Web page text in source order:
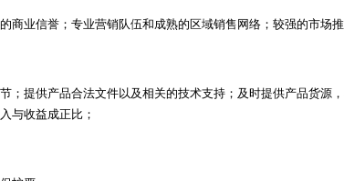
商业信誉；专业营销队伍和成熟的区域销售网络；较强的市场推
；提供产品合法文件以及相关的技术支持；及时提供产品货源
与收益成正比；